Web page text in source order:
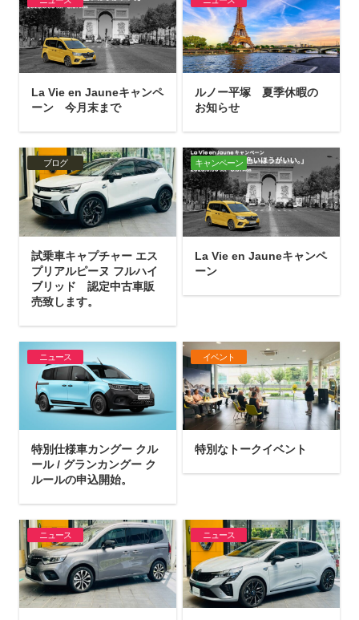
La Vie en Jauneキャンペ
ーン 今月末まで
ルノー平塚 夏季休暇の
お知らせ
ブログ
試乗車キャプチャー エス
プリアルピーヌ フルハイ
ブリッド 認定中古車販
売致します。
キャンペーン
La Vie en Jauneキャンペ
ーン
ニュース
特別仕様車カングー クル
ール / グランカングー ク
ルールの申込開始。
イベント
特別なトークイベント
ニュース ニュース